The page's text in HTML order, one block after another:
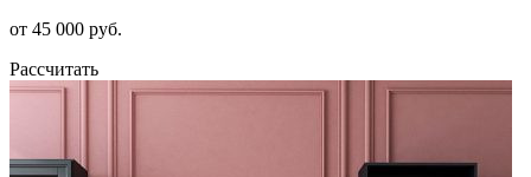
от 45 000 руб.
Рассчитать